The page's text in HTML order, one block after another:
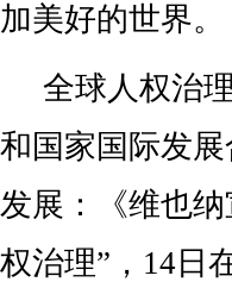
加美好的世界。
全球人权治
和国家国际发
发展：《维也
权治理”，14日